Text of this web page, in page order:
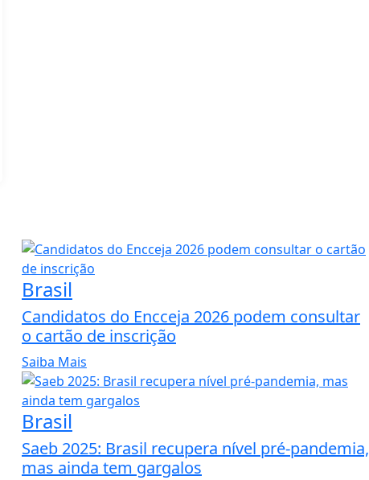
Brasil
Candidatos do Encceja 2026 podem consultar
o cartão de inscrição
Saiba Mais
Brasil
Saeb 2025: Brasil recupera nível pré-pandemia,
mas ainda tem gargalos